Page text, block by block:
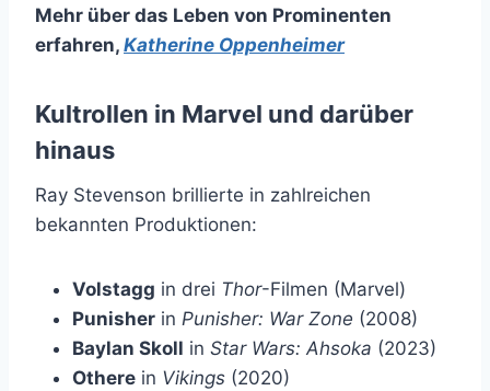
Mehr über das Leben von Prominenten
erfahren, Katherine Oppenheimer
Kultrollen in Marvel und darüber
hinaus
Ray Stevenson brillierte in zahlreichen
bekannten Produktionen:
Volstagg in drei Thor-Filmen (Marvel)
Punisher in Punisher: War Zone (2008)
Baylan Skoll in Star Wars: Ahsoka (2023)
Othere in Vikings (2020)